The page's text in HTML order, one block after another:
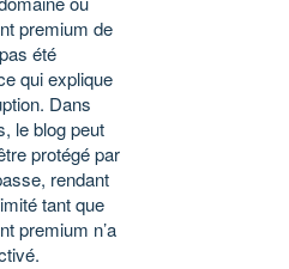
premium de
été
qui explique
Dans
le blog peut
protégé par
rendant
tant que
premium n’a